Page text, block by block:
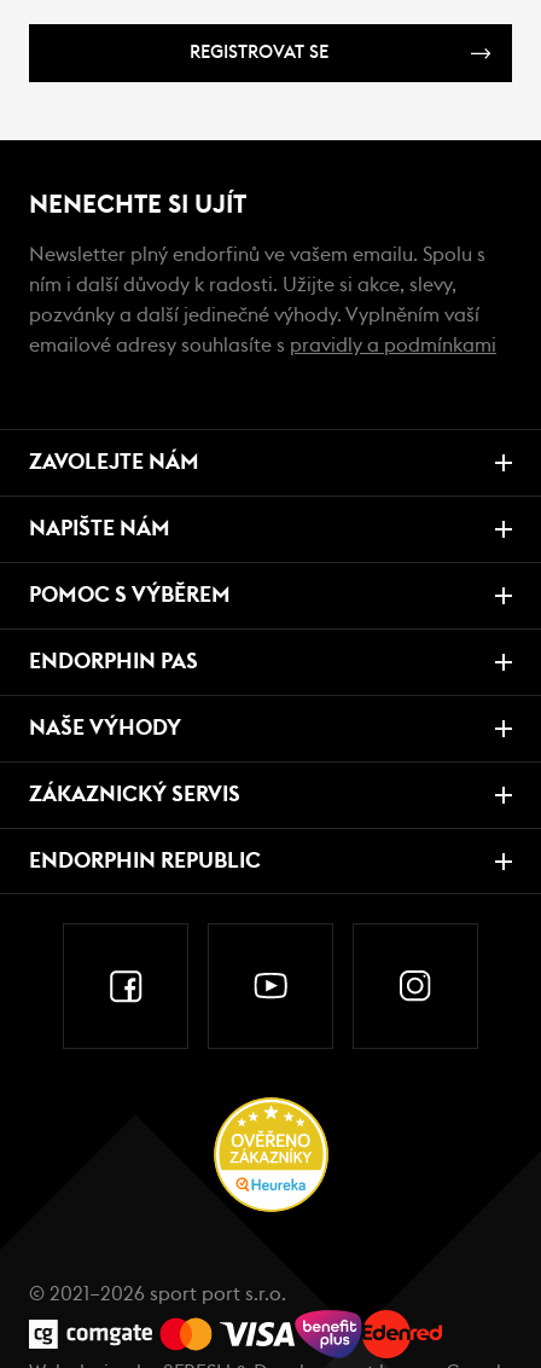
REGISTROVAT SE
NENECHTE SI UJÍT
Newsletter plný endorfinů ve vašem emailu. Spolu s
ním i další důvody k radosti. Užijte si akce, slevy,
pozvánky a další jedinečné výhody. Vyplněním vaší
emailové adresy souhlasíte s pravidly a podmínkami
ZAVOLEJTE NÁM
NAPIŠTE NÁM
POMOC S VÝBĚREM
ENDORPHIN PAS
NAŠE VÝHODY
ZÁKAZNICKÝ SERVIS
ENDORPHIN REPUBLIC
© 2021–2026 sport port s.r.o.